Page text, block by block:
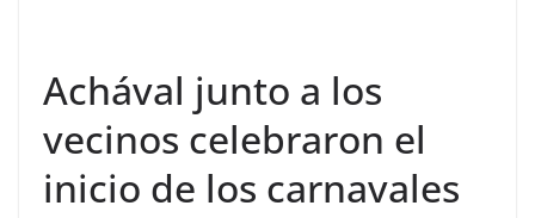
Achával junto a los
vecinos celebraron el
inicio de los carnavales